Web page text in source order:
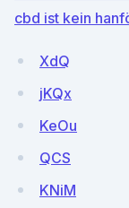
cbd ist kein
XdQ
jKQx
KeOu
QCS
KNiM